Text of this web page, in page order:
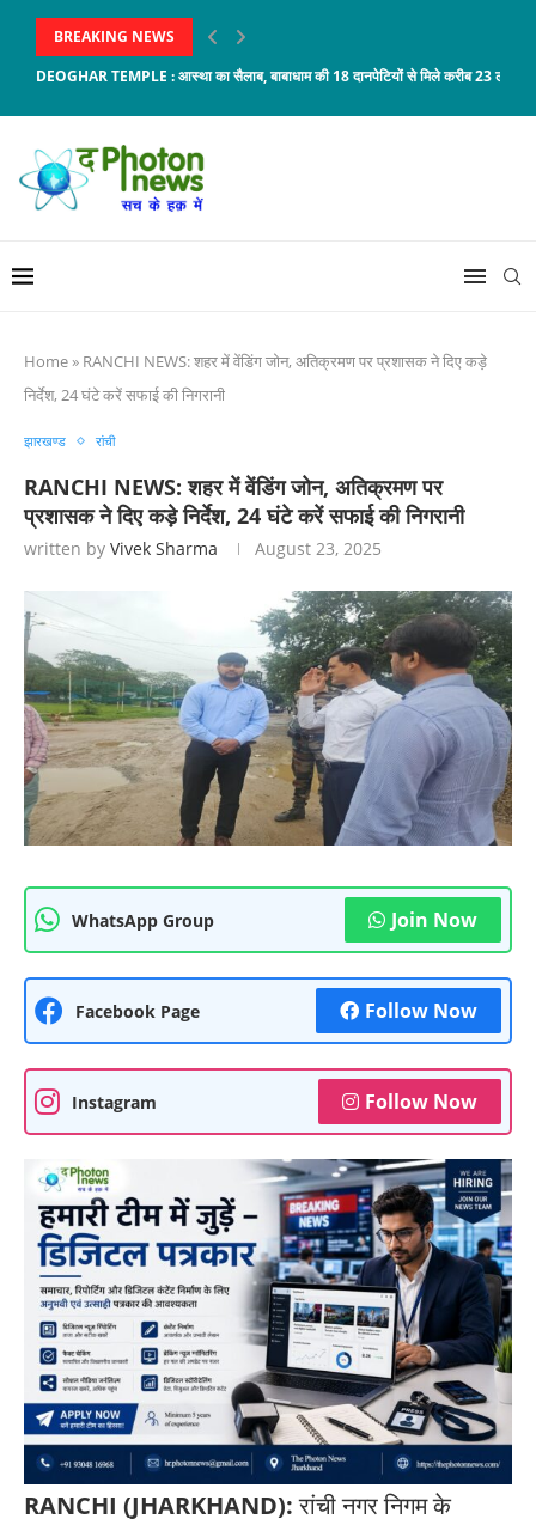
BREAKING NEWS
DEOGHAR TEMPLE : आस्था का सैलाब, बाबाधाम की 18 दानपेटियों से मिले करीब 23 लाख...
Home» RANCHI NEWS: शहर में वेंडिंग जोन, अतिक्रमण पर प्रशासक ने दिए कड़े
निर्देश, 24 घंटे करें सफाई की निगरानी
झारखण्ड रांची
RANCHI NEWS: शहर में वेंडिंग जोन, अतिक्रमण पर
प्रशासक ने दिए कड़े निर्देश, 24 घंटे करें सफाई की निगरानी
written by Vivek Sharma August 23, 2025
WhatsApp Group Join Now
Facebook Page Follow Now
Instagram Follow Now
RANCHI (JHARKHAND):रांची नगर निगम के